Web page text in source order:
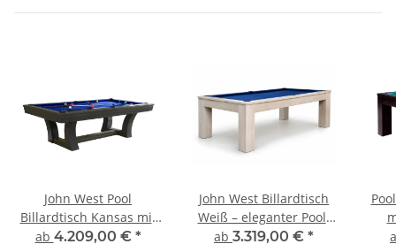
John West Pool
Billardtisch Kansas mit
Schieferplatte
ab 4.209,00 € *
John West Billardtisch
Weiß – eleganter Pool-
Billardtisch mit
ab 3.319,00 € *